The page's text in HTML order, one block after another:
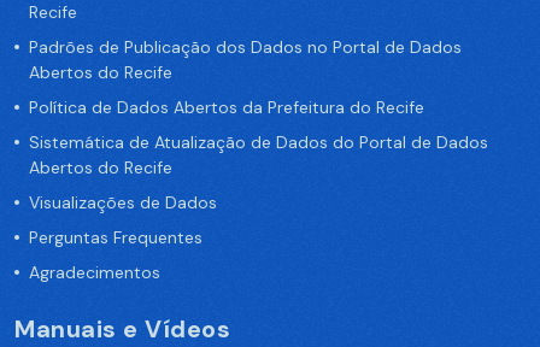
Recife
Padrões de Publicação dos Dados no Portal de Dados
Abertos do Recife
Política de Dados Abertos da Prefeitura do Recife
Sistemática de Atualização de Dados do Portal de Dados
Abertos do Recife
Visualizações de Dados
Perguntas Frequentes
Agradecimentos
Manuais e Vídeos